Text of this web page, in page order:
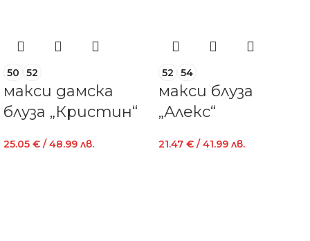
50 52
макси дамска
блуза „Кристин“
25.05 € / 48.99 лв.
52 54
макси блуза
„Алекс“
21.47 € / 41.99 лв.